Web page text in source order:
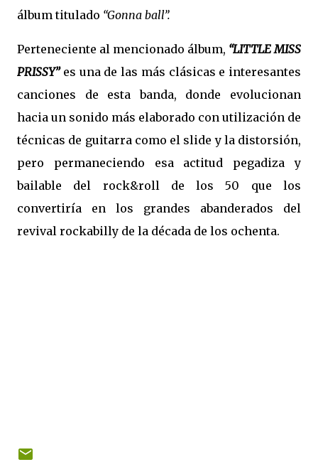
álbum titulado “Gonna ball”.
Perteneciente al mencionado álbum, “LITTLE MISS
PRISSY”es una de las más clásicas e interesantes
canciones de esta banda, donde evolucionan
hacia un sonido más elaborado con utilización de
técnicas de guitarra como el slide y la distorsión,
pero permaneciendo esa actitud pegadiza y
bailable del rock&roll de los 50 que los
convertiría en los grandes abanderados del
revival rockabilly de la década de los ochenta.